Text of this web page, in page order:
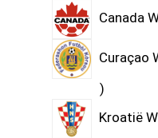
Canada
Curaçao
Kroatië